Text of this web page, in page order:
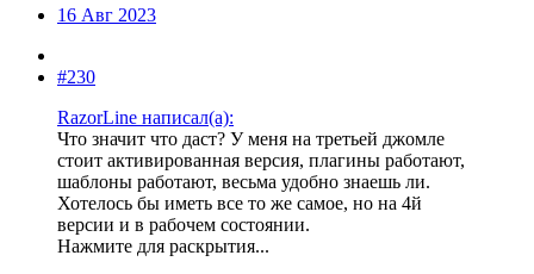
16 Авг 2023
#230
RazorLine написал(а):
Что значит что даст? У меня на третьей джомле
стоит активированная версия, плагины работают,
шаблоны работают, весьма удобно знаешь ли.
Хотелось бы иметь все то же самое, но на 4й
версии и в рабочем состоянии.
Нажмите для раскрытия...